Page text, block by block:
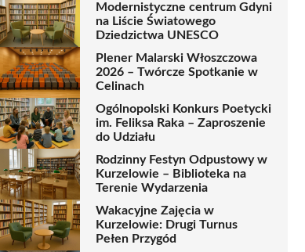
Modernistyczne centrum Gdyni
na Liście Światowego
Dziedzictwa UNESCO
Plener Malarski Włoszczowa
2026 – Twórcze Spotkanie w
Celinach
Ogólnopolski Konkurs Poetycki
im. Feliksa Raka – Zaproszenie
do Udziału
Rodzinny Festyn Odpustowy w
Kurzelowie – Biblioteka na
Terenie Wydarzenia
Wakacyjne Zajęcia w
Kurzelowie: Drugi Turnus
Pełen Przygód